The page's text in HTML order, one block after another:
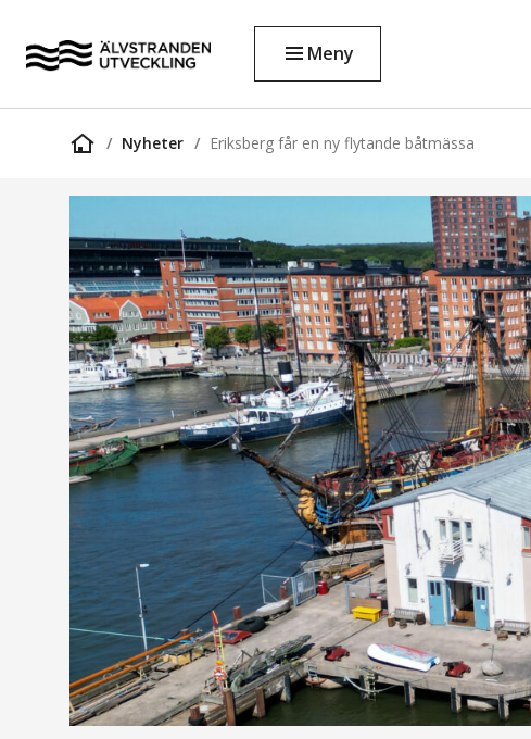
Meny
Startsida
Nyheter Eriksberg får en ny flytande båtmässa